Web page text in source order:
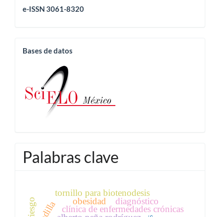
eissn
e-ISSN 3061-8320
base
Bases de datos
Palabras clave
clínica de enfermedades crónicas
diagnóstico
tornillo para biotenodesis
obesidad